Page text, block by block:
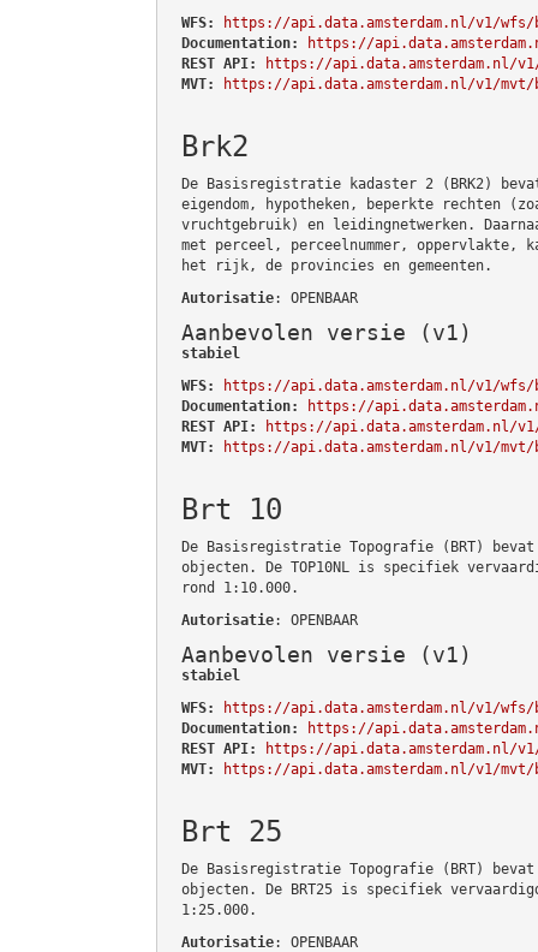
WFS:
https://api.data.amsterdam.nl/v1/wfs/
Documentation:
https://
REST API:
https://api.data.amsterdam.nl/
MVT:
https://api.data.amsterdam.nl/v1/mvt/
Brk2
De Basisregistratie kadaster 2 (BRK2)
eigendom, hypotheken, beperkte rechten
vruchtgebruik) en leidingnetwerken.
met perceel, perceelnummer, oppervlakte,
het rijk, de provincies en gemeenten.
Autorisatie: OPENBAAR
Aanbevolen versie (v1)
stabiel
WFS:
https://api.data.amsterdam.nl/v1/wfs/
Documentation:
https://
REST API:
https://api.data.amsterdam.nl/
MVT:
https://api.data.amsterdam.nl/v1/mvt/
Brt 10
De Basisregistratie Topografie (BRT)
objecten. De TOP10NL is specifiek
rond 1:10.000.
Autorisatie: OPENBAAR
Aanbevolen versie (v1)
stabiel
WFS:
https://api.data.amsterdam.nl/v1/wfs/
Documentation:
https://
REST API:
https://api.data.amsterdam.nl/
MVT:
https://api.data.amsterdam.nl/v1/mvt/
Brt 25
De Basisregistratie Topografie (BRT)
objecten. De BRT25 is specifiek
1:25.000.
Autorisatie: OPENBAAR